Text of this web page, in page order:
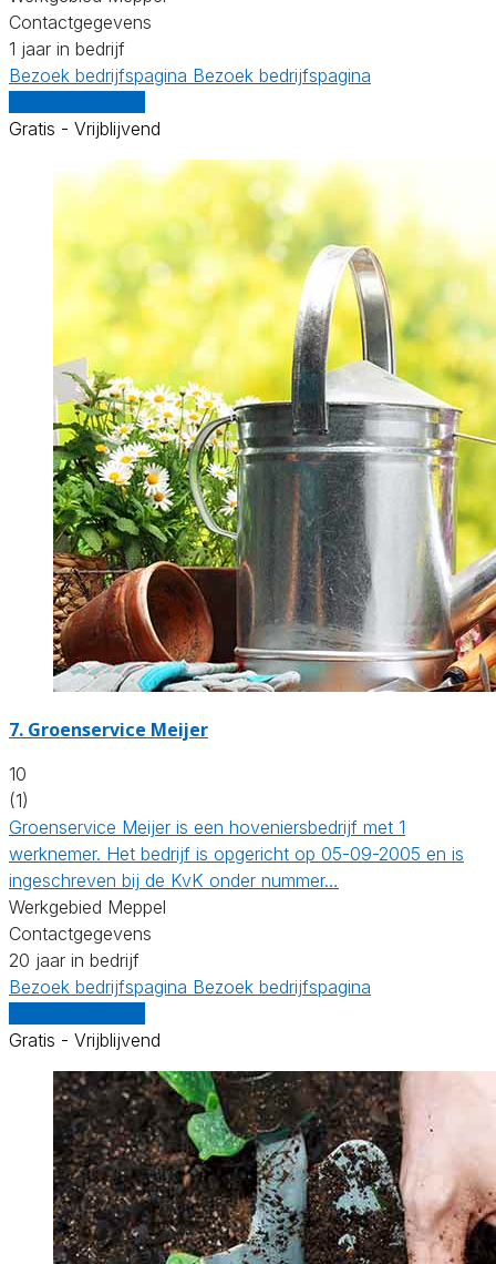
Contactgegevens
1 jaar in bedrijf
Bezoek bedrijfspagina Bezoek bedrijfspagina
Gratis - Vrijblijvend
7. Groenservice Meijer
10
(1)
Groenservice Meijer is een hoveniersbedrijf met 1
werknemer. Het bedrijf is opgericht op 05-09-2005 en is
ingeschreven bij de KvK onder nummer…
Werkgebied Meppel
Contactgegevens
20 jaar in bedrijf
Bezoek bedrijfspagina Bezoek bedrijfspagina
Gratis - Vrijblijvend